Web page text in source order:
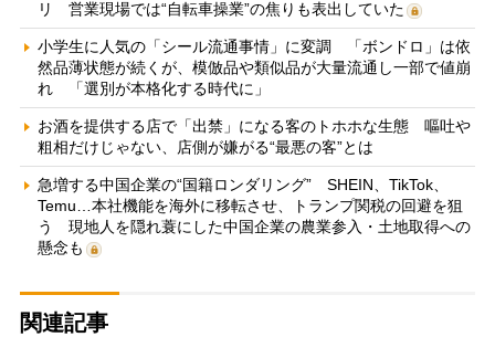
リ 営業現場では“自転車操業”の焦りも表出していた
小学生に人気の「シール流通事情」に変調 「ボンドロ」は依
然品薄状態が続くが、模倣品や類似品が大量流通し一部で値崩
れ 「選別が本格化する時代に」
お酒を提供する店で「出禁」になる客のトホホな生態 嘔吐や
粗相だけじゃない、店側が嫌がる“最悪の客”とは
急増する中国企業の“国籍ロンダリング” SHEIN、TikTok、
Temu…本社機能を海外に移転させ、トランプ関税の回避を狙
う 現地人を隠れ蓑にした中国企業の農業参入・土地取得への
懸念も
関連記事